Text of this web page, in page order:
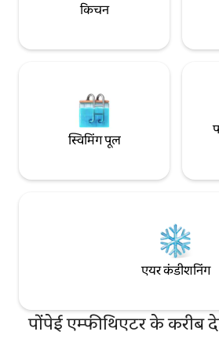
किचन
स्विमिंग पूल
एयर कंडीशनिंग
पोंपेई एम्फीथिएटर के